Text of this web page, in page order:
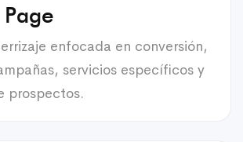
enfocada en conversión,
servicios específicos y
prospectos.